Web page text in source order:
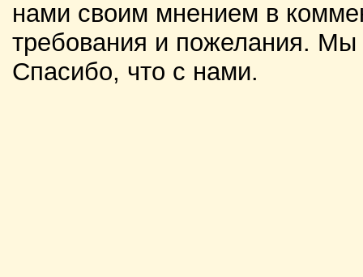
нами своим мнением в
требования и пожелания.
Спасибо, что с нами.